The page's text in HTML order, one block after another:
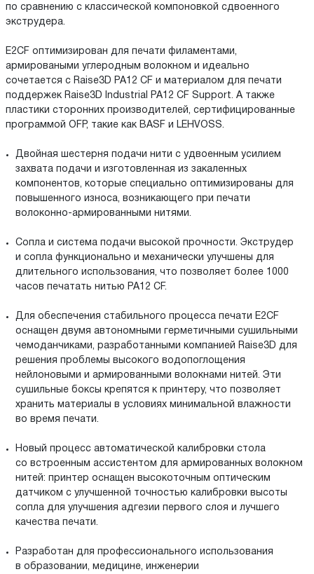
по сравнению с классической компоновкой сдвоенного
экструдера.
E2CF оптимизирован для печати филаментами,
армироваными углеродным волокном и идеально
сочетается с Raise3D PA12 CF и материалом для печати
поддержек Raise3D Industrial PA12 CF Support. А также
пластики сторонних производителей, сертифицированные
программой OFP, такие как BASF и LEHVOSS.
Двойная шестерня подачи нити с удвоенным усилием
захвата подачи и изготовленная из закаленных
компонентов, которые специально оптимизированы для
повышенного износа, возникающего при печати
волоконно-армированными нитями.
Сопла и система подачи высокой прочности. Экструдер
и сопла функционально и механически улучшены для
длительного использования, что позволяет более 1000
часов печатать нитью PA12 CF.
Для обеспечения стабильного процесса печати E2CF
оснащен двумя автономными герметичными сушильными
чемоданчиками, разработанными компанией Raise3D для
решения проблемы высокого водопоглощения
нейлоновыми и армированными волокнами нитей. Эти
сушильные боксы крепятся к принтеру, что позволяет
хранить материалы в условиях минимальной влажности
во время печати.
Новый процесс автоматической калибровки стола
со встроенным ассистентом для армированных волокном
нитей: принтер оснащен высокоточным оптическим
датчиком с улучшенной точностью калибровки высоты
сопла для улучшения адгезии первого слоя и лучшего
качества печати.
Разработан для профессионального использования
в образовании, медицине, инженерии